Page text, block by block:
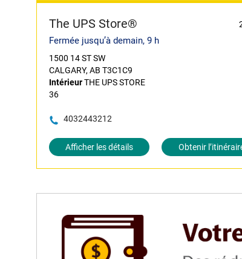
The UPS Store®
Fermée jusqu’à demain, 9 h
1500 14 ST SW
CALGARY, AB T3C1C9
IntérieurTHE UPS STORE
36
4032443212
Afficher les détails Obtenir